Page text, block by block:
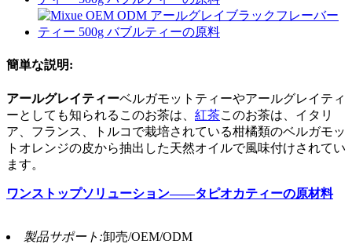
簡単な説明:
アールグレイティーベルガモットティーやアールグレイティ
ーとしても知られるこのお茶は、 紅茶このお茶は、イタリ
ア、フランス、トルコで栽培されている柑橘類のベルガモッ
トオレンジの皮から抽出した天然オイルで風味付けされてい
ます。
ワンストップソリューション——タピオカティーの原材料
製品サポート:卸売/OEM/ODM